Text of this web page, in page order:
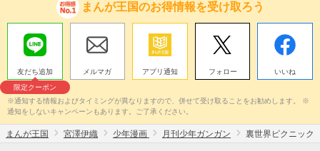
まんが王国のお得情報を受け取ろう
友だち追加
限定クーポン
メルマガ アプリ通知 フォロー いいね
※通知する情報およびタイミングが異なりますので、併せて受け取ることをお勧めします。 ※
通知をしないキャンペーンもあります。ご了承ください。
まんが王国 宮澤伊織 少年漫画 月刊少年ガンガン 裏世界ピクニック